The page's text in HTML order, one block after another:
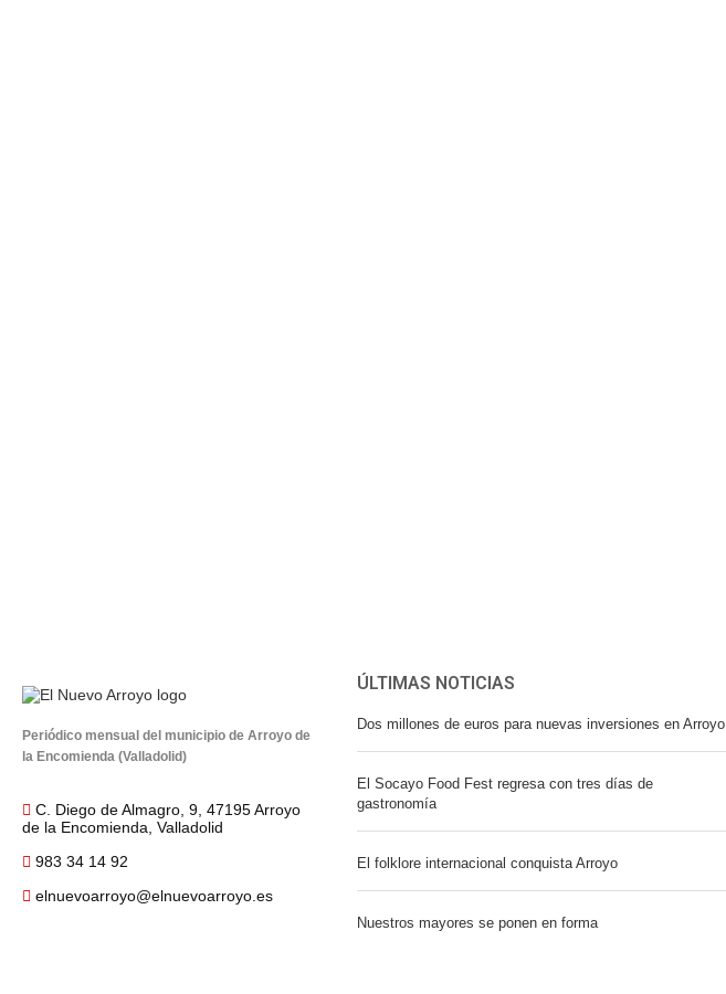
Periódico mensual del municipio de Arroyo de
la Encomienda (Valladolid)
C. Diego de Almagro, 9, 47195 Arroyo
de la Encomienda, Valladolid
983 34 14 92
elnuevoarroyo@elnuevoarroyo.es
ÚLTIMAS NOTICIAS
Dos millones de euros para nuevas inversiones en Arroyo
El Socayo Food Fest regresa con tres días de
gastronomía
El folklore internacional conquista Arroyo
Nuestros mayores se ponen en forma